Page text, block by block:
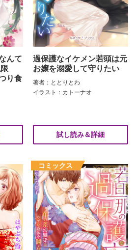
んて
り食
過保護なイケメン若頭は元
お嬢を溺愛して守りたい
著者：ととりとわ
イラスト：カトーナオ
試し読み＆詳細